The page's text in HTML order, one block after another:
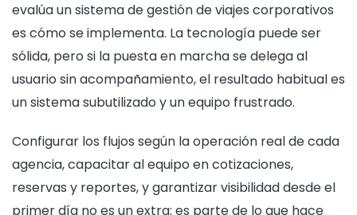
evalúa un sistema de gestión de viajes corporativos
es cómo se implementa. La tecnología puede ser
sólida, pero si la puesta en marcha se delega al
usuario sin acompañamiento, el resultado habitual es
un sistema subutilizado y un equipo frustrado.
Configurar los flujos según la operación real de cada
agencia, capacitar al equipo en cotizaciones,
reservas y reportes, y garantizar visibilidad desde el
primer día no es un extra: es parte de lo que hace